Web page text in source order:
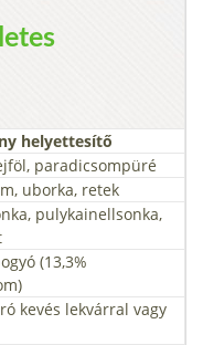
helyettesítő
paradicsompüré
uborka, retek
pulykainellsonka,
(13,3%
kevés lekvárral vagy